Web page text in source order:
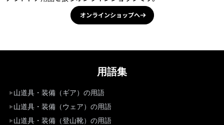
オンラインショップへ
用語集
山道具・装備（ギア）の用語
山道具・装備（ウェア）の用語
山道具・装備（登山靴）の用語